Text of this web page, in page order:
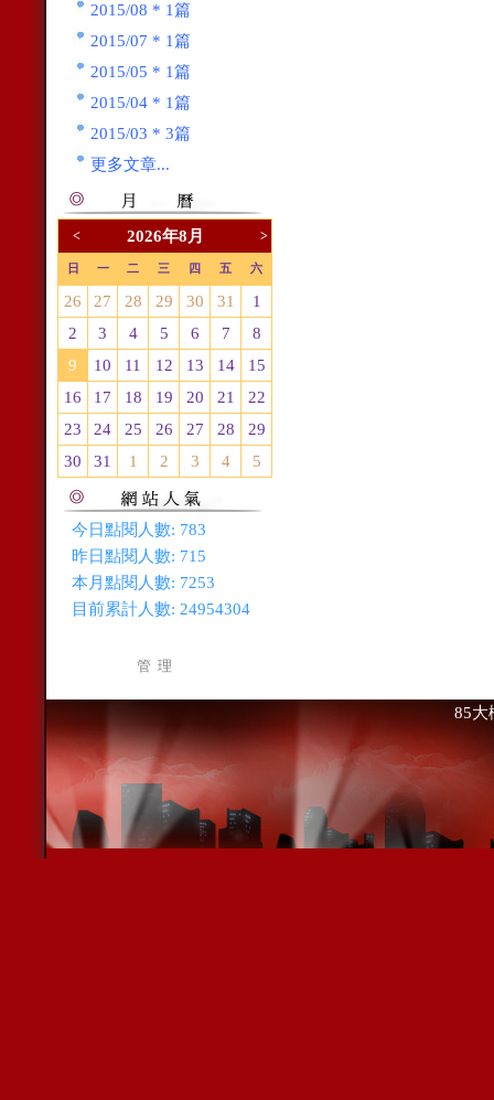
2015/08 * 1篇
2015/07 * 1篇
2015/05 * 1篇
2015/04 * 1篇
2015/03 * 3篇
更多文章...
< 2026年8月 >
日 一 二 三 四 五 六
26 27 28 29 30 31
1
2
3 4 5 6 7
8
9
10 11 12 13 14
15
16
17 18 19 20 21
22
23
24 25 26 27 28
29
30
31 1 2 3 4 5
今日點閱人數: 783
昨日點閱人數: 715
本月點閱人數: 7253
目前累計人數: 24954304
管 理
85大